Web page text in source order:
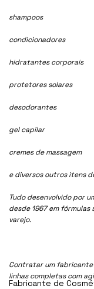
shampoos
condicionadores
hidratantes corporais
protetores solares
desodorantes
gel capilar
cremes de massagem
e diversos outros itens
Tudo desenvolvido por
desde 1967 em
varejo.
Contratar um fabricante
linhas completas com
Fabricante de